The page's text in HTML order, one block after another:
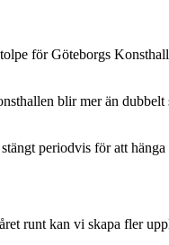
för Göteborgs
blir mer än
periodvis för att
runt kan vi skapa fler